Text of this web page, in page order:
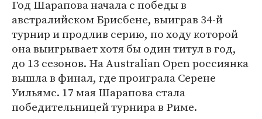
Год Шарапова начала с победы в
австралийском Брисбене, выиграв 34-й
турнир и продлив серию, по ходу которой
она выигрывает хотя бы один титул в год,
до 13 сезонов. На Australian Open россиянка
вышла в финал, где проиграла Серене
Уильямс. 17 мая Шарапова стала
победительницей турнира в Риме.